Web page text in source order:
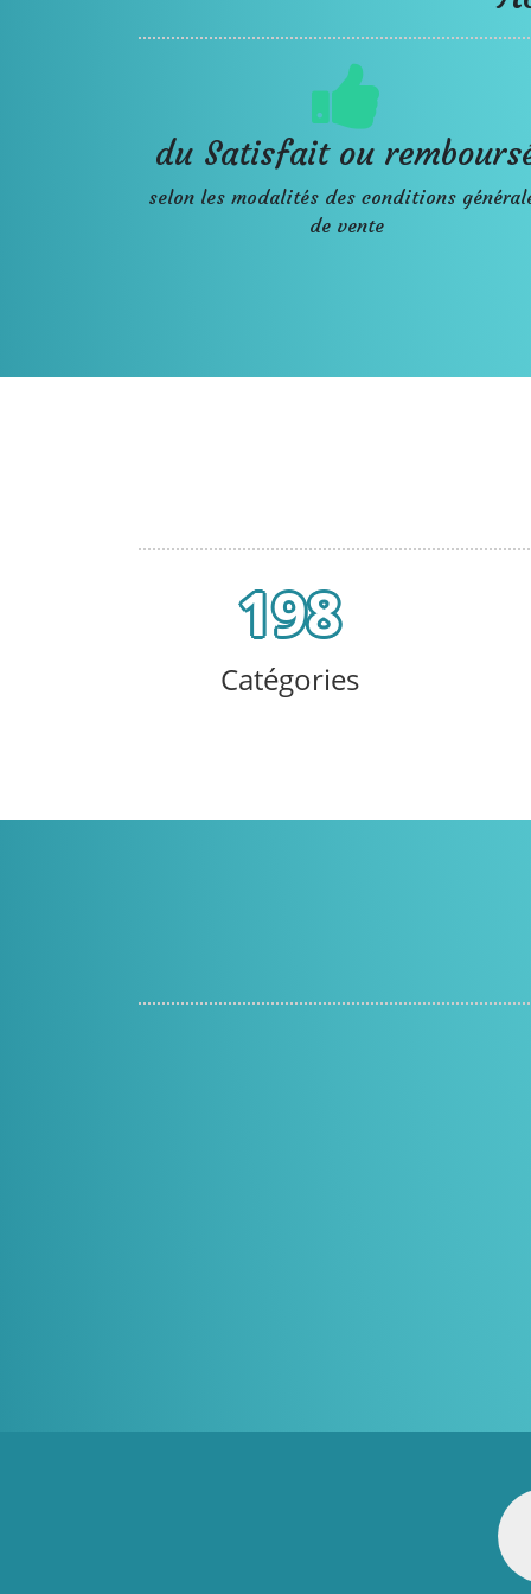
du Satisfait ou
selon les modalités des conditions
de vente
198
Catégories